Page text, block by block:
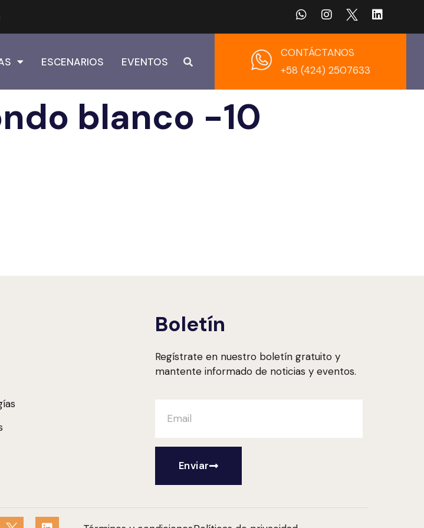
ESCENARIOS EVENTOS
CONTÁCTANOS
+58 (424) 2507633
blanco -10
Boletín
Regístrate en nuestro boletín gratuito y
mantente informado de noticias y eventos.
Enviar